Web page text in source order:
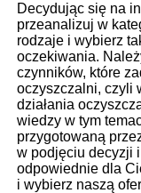
Decydując się na
przeanalizuj w
rodzaje i wybierz
oczekiwania.
czynników, które
oczyszczalni, czyli
działania
wiedzy w tym
przygotowaną
w podjęciu decyzji
odpowiednie dla
i wybierz naszą